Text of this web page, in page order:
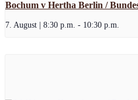
Bochum v Hertha Berlin /
7. August | 8:30 p.m. - 10:30 p.m.